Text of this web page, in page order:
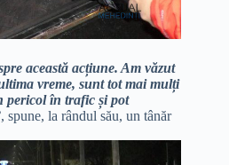
această acțiune. Am văzut
vreme, sunt tot mai mulți
pericol în trafic și pot
, spune, la rândul său, un tânăr